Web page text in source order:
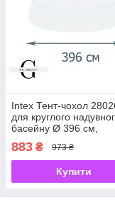
Intex Тент-чохол
для круглого
басейну Ø 396 см,
захисний покривало
883 ₴ 973 ₴
Купити